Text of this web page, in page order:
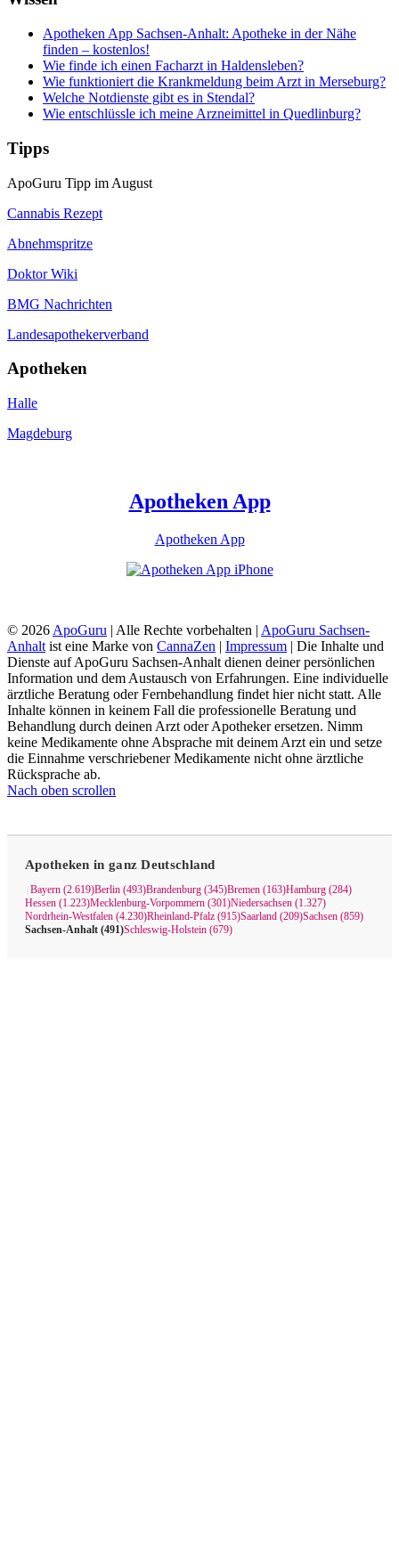
Apotheken App Sachsen-Anhalt: Apotheke in der Nähe
finden – kostenlos!
Wie finde ich einen Facharzt in Haldensleben?
Wie funktioniert die Krankmeldung beim Arzt in Merseburg?
Welche Notdienste gibt es in Stendal?
Wie entschlüssle ich meine Arzneimittel in Quedlinburg?
Tipps
ApoGuru Tipp im August
Cannabis Rezept
Abnehmspritze
Doktor Wiki
BMG Nachrichten
Landesapothekerverband
Apotheken
Halle
Magdeburg
Apotheken App
Apotheken App
© 2026 ApoGuru | Alle Rechte vorbehalten | ApoGuru Sachsen-
Anhalt ist eine Marke von CannaZen | Impressum | Die Inhalte und
Dienste auf ApoGuru Sachsen-Anhalt dienen deiner persönlichen
Information und dem Austausch von Erfahrungen. Eine individuelle
ärztliche Beratung oder Fernbehandlung findet hier nicht statt. Alle
Inhalte können in keinem Fall die professionelle Beratung und
Behandlung durch deinen Arzt oder Apotheker ersetzen. Nimm
keine Medikamente ohne Absprache mit deinem Arzt ein und setze
die Einnahme verschriebener Medikamente nicht ohne ärztliche
Rücksprache ab.
Nach oben scrollen
Apotheken in ganz Deutschland
Bayern (2.619)Berlin (493)Brandenburg (345)Bremen (163)Hamburg (284)
Hessen (1.223)Mecklenburg-Vorpommern (301)Niedersachsen (1.327)
Nordrhein-Westfalen (4.230)Rheinland-Pfalz (915)Saarland (209)Sachsen (859)
Sachsen-Anhalt (491)Schleswig-Holstein (679)